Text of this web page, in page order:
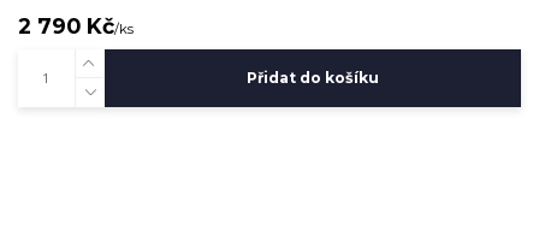
2 790 Kč/ks
Přidat do košíku